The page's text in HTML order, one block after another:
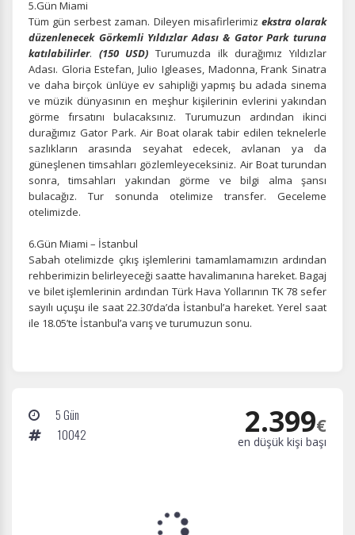
İstatistik Çerezleri
Ziyaretçilerin siteyi nasıl kullandığını anonim olarak
ölçeriz. Hangi sayfaların popüler olduğunu ve
kullanıcıların nerede zorluk yaşadığını anlamamıza
yardımcı olur.
Pazarlama Çerezleri
Size ve ilgi alanlarınıza uygun reklamlar göstermek için
edersiniz, ancak daha az alakalı olabilirler.
5.Gün Miami
Tüm gün serbest zaman. Dileyen misafirlerimiz ekstra olarak
düzenlenecek Görkemli Yıldızlar Adası & Gator Park turuna
katılabilirler. (150 USD) Turumuzda ilk durağımız Yıldızlar
Adası. Gloria Estefan, Julio Igleases, Madonna, Frank Sinatra
ve daha birçok ünlüye ev sahipliği yapmış bu adada sinema
ve müzik dünyasının en meşhur kişilerinin evlerini yakından
görme fırsatını bulacaksınız. Turumuzun ardından ikinci
durağımız Gator Park. Air Boat olarak tabir edilen teknelerle
sazlıkların arasında seyahat edecek, avlanan ya da
güneşlenen timsahları gözlemleyeceksiniz. Air Boat turundan
sonra, timsahları yakından görme ve bilgi alma şansı
bulacağız. Tur sonunda otelimize transfer. Geceleme
otelimizde.
6.Gün Miami – İstanbul
Sabah otelimizde çıkış işlemlerini tamamlamamızın ardından
rehberimizin belirleyeceği saatte havalimanına hareket. Bagaj
ve bilet işlemlerinin ardından Türk Hava Yollarının TK 78 sefer
sayılı uçuşu ile saat 22.30’da’da İstanbul’a hareket. Yerel saat
ile 18.05’te İstanbul’a varış ve turumuzun sonu.
5 Gün
10042
2.399€
en düşük kişi başı